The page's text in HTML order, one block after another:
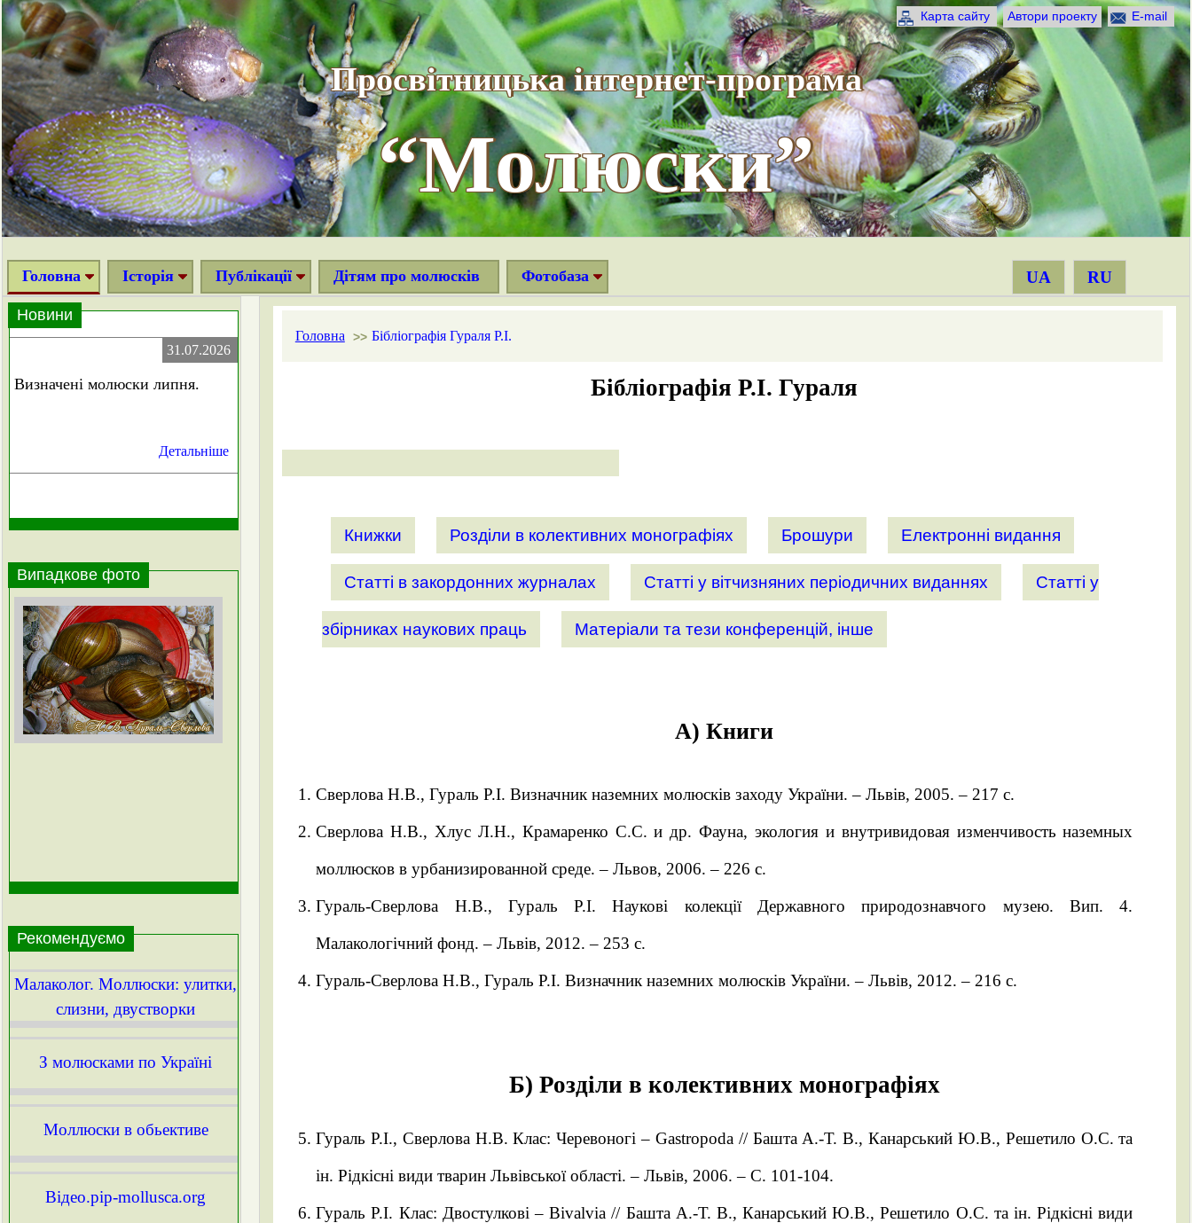
Карта сайту Автори проекту E-mail
Просвітницька інтернет-програма
“Молюски”
Головна Історія Публікації Дітям про молюсків Фотобаза UA RU
Новини
31.07.2026
Визначені молюски липня.
Детальніше
Випадкове фото
Рекомендуємо
Малаколог. Моллюски: улитки,
слизни, двустворки
З молюсками по Україні
Моллюски в обьективе
Вiдео.pip-mollusca.org
Головна >> Бібліографія Гураля Р.І.
Бібліографія Р.І. Гураля
Книжки Розділи в колективних монографіях Брошури Електронні видання
Статті в закордонних журналах Статті у вітчизняних періодичних виданнях Статті у
збірниках наукових праць Матеріали та тези конференцій, інше
А) Книги
Сверлова Н.В., Гураль Р.І. Визначник наземних молюсків заходу України. – Львів, 2005. – 217 с.
Сверлова Н.В., Хлус Л.Н., Крамаренко С.С. и др. Фауна, экология и внутривидовая изменчивость наземных
моллюсков в урбанизированной среде. – Львов, 2006. – 226 с.
Гураль-Сверлова Н.В., Гураль Р.І. Наукові колекції Державного природознавчого музею. Вип. 4.
Малакологічний фонд. – Львів, 2012. – 253 с.
Гураль-Сверлова Н.В., Гураль Р.І. Визначник наземних молюсків України. – Львів, 2012. – 216 с.
Б) Розділи в колективних монографіях
Гураль Р.І., Сверлова Н.В. Клас: Черевоногі – Gastropoda // Башта А.-Т. В., Канарський Ю.В., Решетило О.С. та
ін. Рідкісні види тварин Львівської області. – Львів, 2006. – С. 101-104.
Гураль Р.І. Клас: Двостулкові – Bivalvia // Башта А.-Т. В., Канарський Ю.В., Решетило О.С. та ін. Рідкісні види